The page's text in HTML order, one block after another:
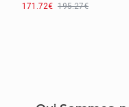
PERFORMANCE
171.72€ 195.27€